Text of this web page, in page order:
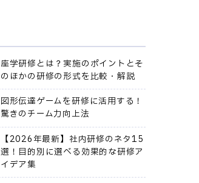
座学研修とは？実施のポイントとそ
のほかの研修の形式を比較・解説
図形伝達ゲームを研修に活用する！
驚きのチーム力向上法
【2026年最新】社内研修のネタ15
選！目的別に選べる効果的な研修ア
イデア集